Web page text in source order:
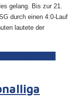
gelang. Bis zur 21.
durch einen 4:0-Lauf
lautete der